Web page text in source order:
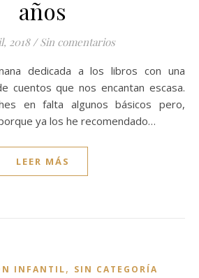
años
2018 / Sin comentarios
cuentos que nos encantan escasa.
en falta algunos básicos pero,
ya los he recomendado…
LEER MÁS
INFANTIL, SIN CATEGORÍA